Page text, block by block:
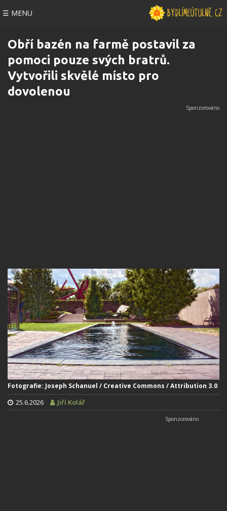
☰ MENU
Obří bazén na farmě postavil za
pomoci pouze svých bratrů.
Vytvořili skvělé místo pro
dovolenou
Fotografie: Joseph Schanuel / Creative Commons / Attribution 3.0
25.6.2026 Jiří Kolář